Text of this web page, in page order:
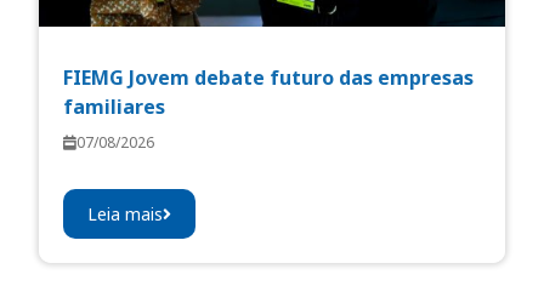
FIEMG Jovem debate futuro das empresas
familiares
07/08/2026
Leia mais